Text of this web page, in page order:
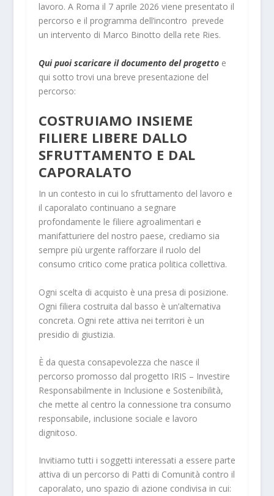
lavoro. A Roma il 7 aprile 2026 viene presentato il
percorso e il programma dell’incontro prevede
un intervento di Marco Binotto della rete Ries.
Qui puoi scaricare il documento del progettoe
qui sotto trovi una breve presentazione del
percorso:
COSTRUIAMO INSIEME
FILIERE LIBERE DALLO
SFRUTTAMENTO E DAL
CAPORALATO
In un contesto in cui lo sfruttamento del lavoro e
il caporalato continuano a segnare
profondamente le filiere agroalimentari e
manifatturiere del nostro paese, crediamo sia
sempre più urgente rafforzare il ruolo del
consumo critico come pratica politica collettiva.
Ogni scelta di acquisto è una presa di posizione.
Ogni filiera costruita dal basso è un’alternativa
concreta. Ogni rete attiva nei territori è un
presidio di giustizia.
È da questa consapevolezza che nasce il
percorso promosso dal progetto IRIS – Investire
Responsabilmente in Inclusione e Sostenibilità,
che mette al centro la connessione tra consumo
responsabile, inclusione sociale e lavoro
dignitoso.
Invitiamo tutti i soggetti interessati a essere parte
attiva di un percorso di Patti di Comunità contro il
caporalato, uno spazio di azione condivisa in cui: